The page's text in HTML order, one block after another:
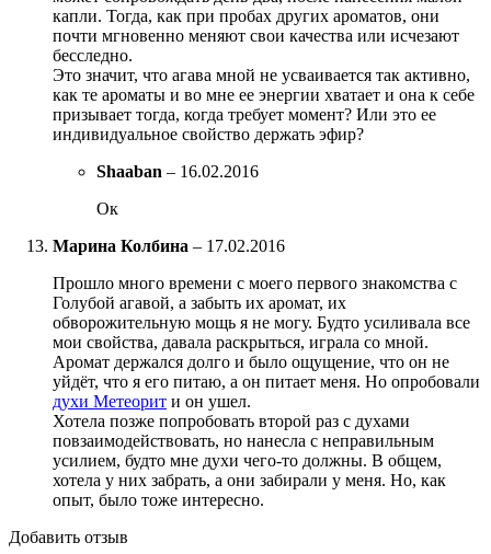
капли. Тогда, как при пробах других ароматов, они
почти мгновенно меняют свои качества или исчезают
бесследно.
Это значит, что агава мной не усваивается так активно,
как те ароматы и во мне ее энергии хватает и она к себе
призывает тогда, когда требует момент? Или это ее
индивидуальное свойство держать эфир?
Shaaban – 16.02.2016
Ок
Марина Колбина – 17.02.2016
Прошло много времени с моего первого знакомства с
Голубой агавой, а забыть их аромат, их
обворожительную мощь я не могу. Будто усиливала все
мои свойства, давала раскрыться, играла со мной.
Аромат держался долго и было ощущение, что он не
уйдёт, что я его питаю, а он питает меня. Но опробовали
духи Метеорит и он ушел.
Хотела позже попробовать второй раз с духами
повзаимодействовать, но нанесла с неправильным
усилием, будто мне духи чего-то должны. В общем,
хотела у них забрать, а они забирали у меня. Но, как
опыт, было тоже интересно.
Добавить отзыв